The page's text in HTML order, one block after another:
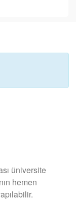
üniversite
hemen